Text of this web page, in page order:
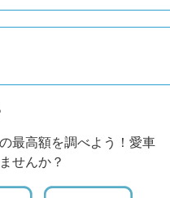
最高額を調べよう！愛車
せんか？